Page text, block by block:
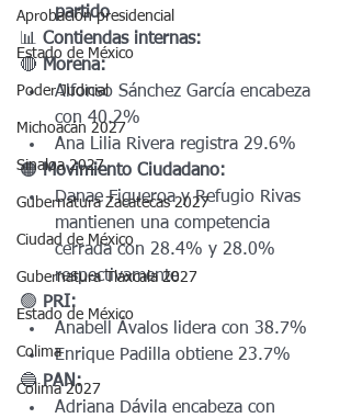
Aprobación presidencial
Estado de México
Poder Judicial
Michoacán 2027
Sinaloa 2027
Gubernatura Zacatecas 2027
Ciudad de México
Gubernatura Tlaxcala 2027
Estado de México
Colima
Colima 2027
partido
📊 Contiendas internas:
🔴 Morena:
Alfonso Sánchez García encabeza
con 40.2%
Ana Lilia Rivera registra 29.6%
🟠 Movimiento Ciudadano:
Danae Figueroa y Refugio Rivas
mantienen una competencia
cerrada con 28.4% y 28.0%
respectivamente
🟢 PRI:
Anabell Ávalos lidera con 38.7%
Enrique Padilla obtiene 23.7%
🔵 PAN:
Adriana Dávila encabeza con